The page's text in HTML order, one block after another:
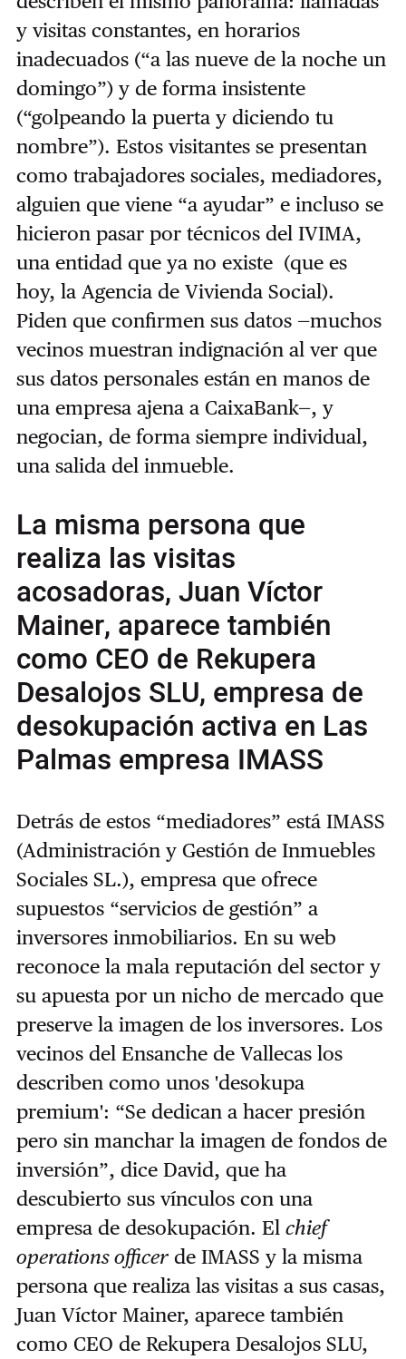
y visitas constantes, en horarios
inadecuados (“a las nueve de la noche un
domingo”) y de forma insistente
(“golpeando la puerta y diciendo tu
nombre”). Estos visitantes se presentan
como trabajadores sociales, mediadores,
alguien que viene “a ayudar” e incluso se
hicieron pasar por técnicos del IVIMA,
una entidad que ya no existe (que es
hoy, la Agencia de Vivienda Social).
Piden que confirmen sus datos —muchos
vecinos muestran indignación al ver que
sus datos personales están en manos de
una empresa ajena a CaixaBank—, y
negocian, de forma siempre individual,
una salida del inmueble.
La misma persona que
realiza las visitas
acosadoras, Juan Víctor
Mainer, aparece también
como CEO de Rekupera
Desalojos SLU, empresa de
desokupación activa en Las
Palmas empresa IMASS
Detrás de estos “mediadores” está IMASS
(Administración y Gestión de Inmuebles
Sociales SL.), empresa que ofrece
supuestos “servicios de gestión” a
inversores inmobiliarios. En su web
reconoce la mala reputación del sector y
su apuesta por un nicho de mercado que
preserve la imagen de los inversores. Los
vecinos del Ensanche de Vallecas los
describen como unos 'desokupa
premium': “Se dedican a hacer presión
pero sin manchar la imagen de fondos de
inversión”, dice David, que ha
descubierto sus vínculos con una
empresa de desokupación. El chief
operations officerde IMASS y la misma
persona que realiza las visitas a sus casas,
Juan Víctor Mainer, aparece también
como CEO de Rekupera Desalojos SLU,